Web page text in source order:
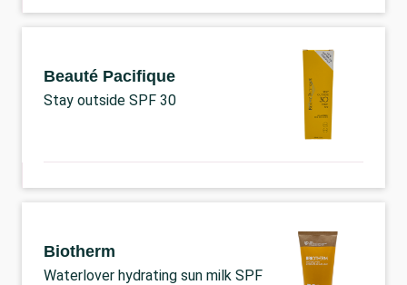
Beauté Pacifique
Stay outside SPF 30
Biotherm
Waterlover hydrating sun milk SPF